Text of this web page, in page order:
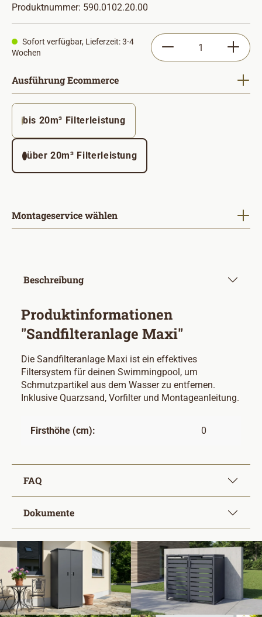
Produktnummer: 590.0102.20.00
Sofort verfügbar, Lieferzeit: 3-4
Wochen
Produkt Anzahl:
Ausführung Ecommerceauswählen
bis 20m³ Filterleistung
über 20m³ Filterleistung
Montageservice wählen
Beschreibung
Produktinformationen
"Sandfilteranlage Maxi"
Die Sandfilteranlage Maxi ist ein effektives
Filtersystem für deinen Swimmingpool, um
Schmutzpartikel aus dem Wasser zu entfernen.
Inklusive Quarzsand, Vorfilter und Montageanleitung.
Firsthöhe (cm): 0
FAQ
Dokumente